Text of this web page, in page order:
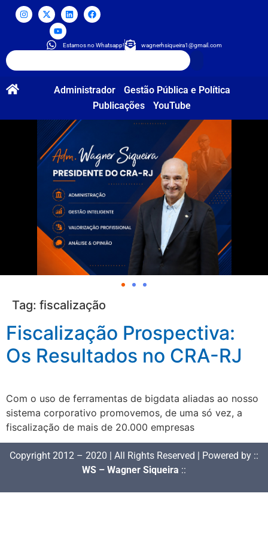
Estamos no Whatsapp! wagnerhsiqueira1@gmail.com
Administrador
Gestão Pública e Política
Publicações
YouTube
Tag: fiscalização
Fiscalização Prospectiva:
Os Resultados no CRA-RJ
Com o uso de ferramentas de bigdata aliadas ao nosso
sistema corporativo promovemos, de uma só vez, a
fiscalização de mais de 20.000 empresas
Copyright 2012 – 2020 | All Rights Reserved | Powered by ::
WS – Wagner Siqueira ::